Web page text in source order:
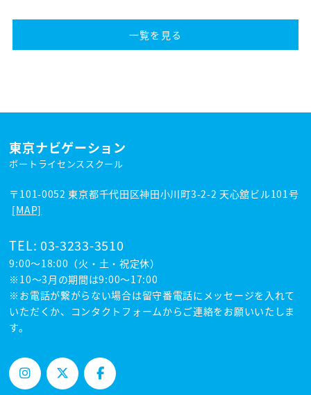
一覧を見る
東京ナビゲーション
ボートライセンススクール
〒101-0052 東京都千代田区神田小川町3-2-2 天心舘ビル101号
[MAP]
TEL: 03-3233-3510
9:00～18:00（火・土・祝定休）
※10〜3月の期間は9:00〜17:00
※お電話が繋がらない場合は留守番電話にメッセージを入れて
いただくか、コンタクトフォームからご連絡をお願いいたしま
す。